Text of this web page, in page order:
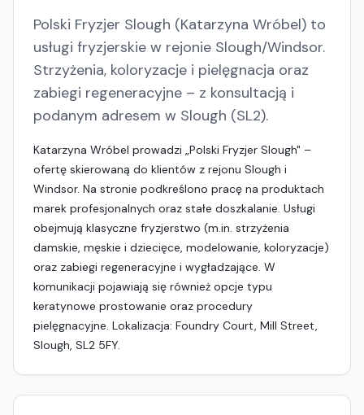
Polski Fryzjer Slough (Katarzyna Wróbel) to
usługi fryzjerskie w rejonie Slough/Windsor.
Strzyżenia, koloryzacje i pielęgnacja oraz
zabiegi regeneracyjne – z konsultacją i
podanym adresem w Slough (SL2).
Katarzyna Wróbel prowadzi „Polski Fryzjer Slough" –
ofertę skierowaną do klientów z rejonu Slough i
Windsor. Na stronie podkreślono pracę na produktach
marek profesjonalnych oraz stałe doszkalanie. Usługi
obejmują klasyczne fryzjerstwo (m.in. strzyżenia
damskie, męskie i dziecięce, modelowanie, koloryzacje)
oraz zabiegi regeneracyjne i wygładzające. W
komunikacji pojawiają się również opcje typu
keratynowe prostowanie oraz procedury
pielęgnacyjne. Lokalizacja: Foundry Court, Mill Street,
Slough, SL2 5FY.